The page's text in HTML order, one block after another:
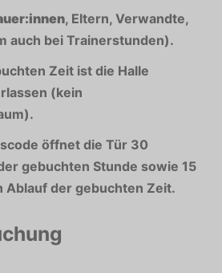
, Eltern, Verwandte,
auch bei Trainerstunden).
Zeit ist die Halle
(kein
öffnet die Tür 30
gebuchten Stunde sowie 15
Ablauf der gebuchten Zeit.